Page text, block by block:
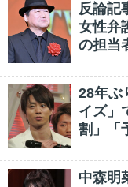
反論記
女性弁
の担当
28年ぶ
イズ」
割」「
中森明